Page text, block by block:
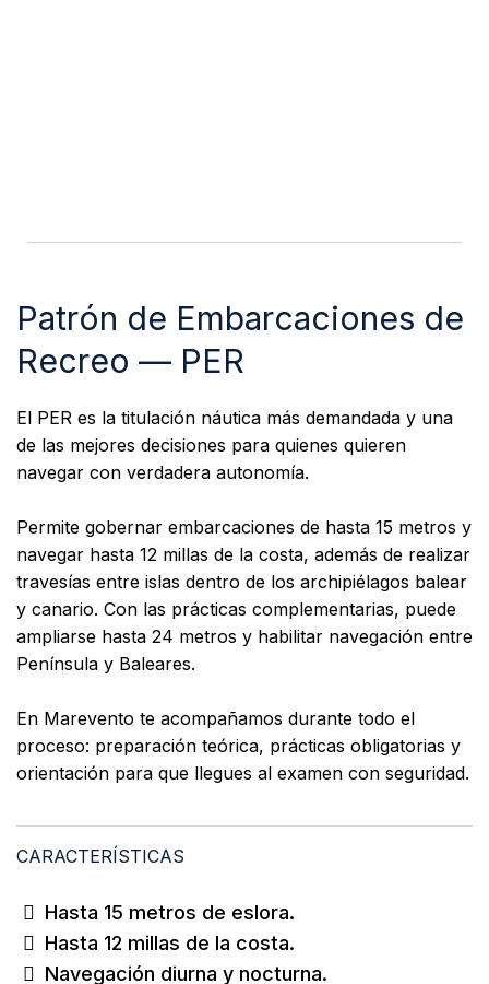
Patrón de Embarcaciones de
Recreo — PER
El PER es la titulación náutica más demandada y una
de las mejores decisiones para quienes quieren
navegar con verdadera autonomía.
Permite gobernar embarcaciones de hasta 15 metros y
navegar hasta 12 millas de la costa, además de realizar
travesías entre islas dentro de los archipiélagos balear
y canario. Con las prácticas complementarias, puede
ampliarse hasta 24 metros y habilitar navegación entre
Península y Baleares.
En Marevento te acompañamos durante todo el
proceso: preparación teórica, prácticas obligatorias y
orientación para que llegues al examen con seguridad.
CARACTERÍSTICAS
Hasta 15 metros de eslora.
Hasta 12 millas de la costa.
Navegación diurna y nocturna.